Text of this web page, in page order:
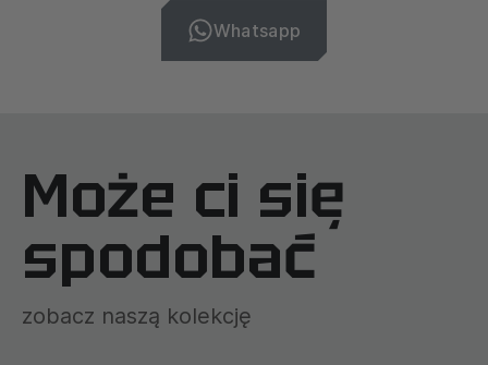
Whatsapp
Może ci się
spodobać
zobacz naszą kolekcję